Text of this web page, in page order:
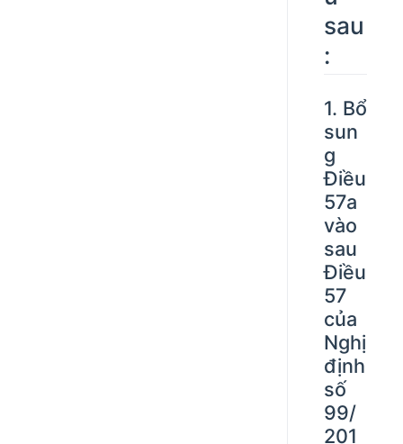
sau
:
1. Bổ
sun
g
Điều
57a
vào
sau
Điều
57
của
Nghị
định
số
99/
201